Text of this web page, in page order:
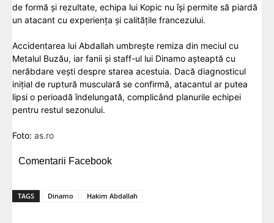
de formă și rezultate, echipa lui Kopic nu își permite să piardă
un atacant cu experiența și calitățile francezului.
Accidentarea lui Abdallah umbrește remiza din meciul cu
Metalul Buzău, iar fanii și staff-ul lui Dinamo așteaptă cu
nerăbdare vești despre starea acestuia. Dacă diagnosticul
inițial de ruptură musculară se confirmă, atacantul ar putea
lipsi o perioadă îndelungată, complicând planurile echipei
pentru restul sezonului.
Foto: as.ro
Comentarii Facebook
TAGS Dinamo Hakim Abdallah